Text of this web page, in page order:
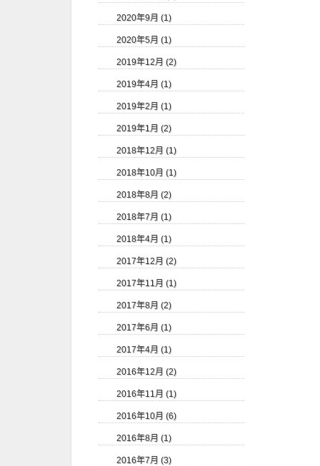
2020年9月 (1)
2020年5月 (1)
2019年12月 (2)
2019年4月 (1)
2019年2月 (1)
2019年1月 (2)
2018年12月 (1)
2018年10月 (1)
2018年8月 (2)
2018年7月 (1)
2018年4月 (1)
2017年12月 (2)
2017年11月 (1)
2017年8月 (2)
2017年6月 (1)
2017年4月 (1)
2016年12月 (2)
2016年11月 (1)
2016年10月 (6)
2016年8月 (1)
2016年7月 (3)